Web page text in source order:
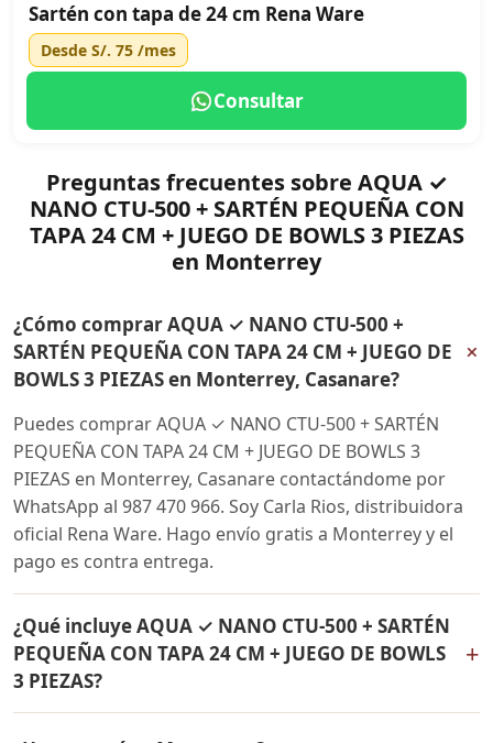
Sartén con tapa de 24 cm Rena Ware
Desde S/. 75 /mes
Consultar
Preguntas frecuentes sobre AQUA ✓
NANO CTU-500 + SARTÉN PEQUEÑA CON
TAPA 24 CM + JUEGO DE BOWLS 3 PIEZAS
en Monterrey
¿Cómo comprar AQUA ✓ NANO CTU-500 +
SARTÉN PEQUEÑA CON TAPA 24 CM + JUEGO DE
BOWLS 3 PIEZAS en Monterrey, Casanare?
+
Puedes comprar AQUA ✓ NANO CTU-500 + SARTÉN
PEQUEÑA CON TAPA 24 CM + JUEGO DE BOWLS 3
PIEZAS en Monterrey, Casanare contactándome por
WhatsApp al 987 470 966. Soy Carla Rios, distribuidora
oficial Rena Ware. Hago envío gratis a Monterrey y el
pago es contra entrega.
¿Qué incluye AQUA ✓ NANO CTU-500 + SARTÉN
PEQUEÑA CON TAPA 24 CM + JUEGO DE BOWLS
3 PIEZAS?
+